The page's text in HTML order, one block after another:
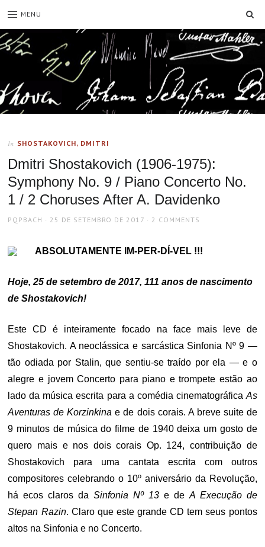
MENU
In SHOSTAKOVICH, DMITRI
Dmitri Shostakovich (1906-1975):
Symphony No. 9 / Piano Concerto No.
1 / 2 Choruses After A. Davidenko
AUTHOR
PQPBACH
POSTED
25 DE SETEMBRO DE 2017 2 COMMENTS
ABSOLUTAMENTE IM-PER-DÍ-VEL !!!
Hoje, 25 de setembro de 2017, 111 anos de nascimento
de Shostakovich!
Este CD é inteiramente focado na face mais leve de
Shostakovich. A neoclássica e sarcástica Sinfonia Nº 9 —
tão odiada por Stalin, que sentiu-se traído por ela — e o
alegre e jovem Concerto para piano e trompete estão ao
lado da música escrita para a comédia cinematográfica As
Aventuras de Korzinkina e de dois corais. A breve suite de
9 minutos de música do filme de 1940 deixa um gosto de
quero mais e nos dois corais Op. 124, contribuição de
Shostakovich para uma cantata escrita com outros
compositores celebrando o 10º aniversário da Revolução,
há ecos claros daSinfonia Nº 13e de A Execução de
Stepan Razin. Claro que este grande CD tem seus pontos
altos na Sinfonia e no Concerto.